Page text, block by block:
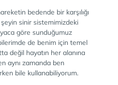
bedende bir karşılığı
şeyin sinir sistemimizdeki
göre sunduğumuz
de benim için temel
değil hayatın her alanına
aynı zamanda ben
bile kullanabiliyorum.